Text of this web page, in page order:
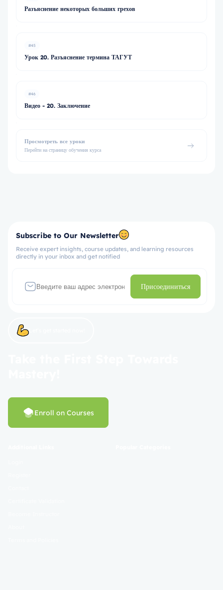
Разъяснение некоторых больших грехов
#45
Урок 20. Разъяснение термина ТАГУТ
#46
Видео - 20. Заключение
Просмотреть все уроки
Перейти на страницу обучения курса
Subscribe to Our Newsletter
Receive expert insights, course updates, and learning resources
directly in your inbox and get notified
Присоединиться
Enroll on Courses